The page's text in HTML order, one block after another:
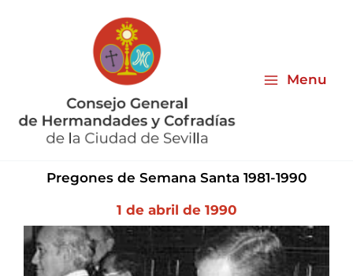
Menu
Pregones de Semana Santa 1981-1990
1 de abril de 1990